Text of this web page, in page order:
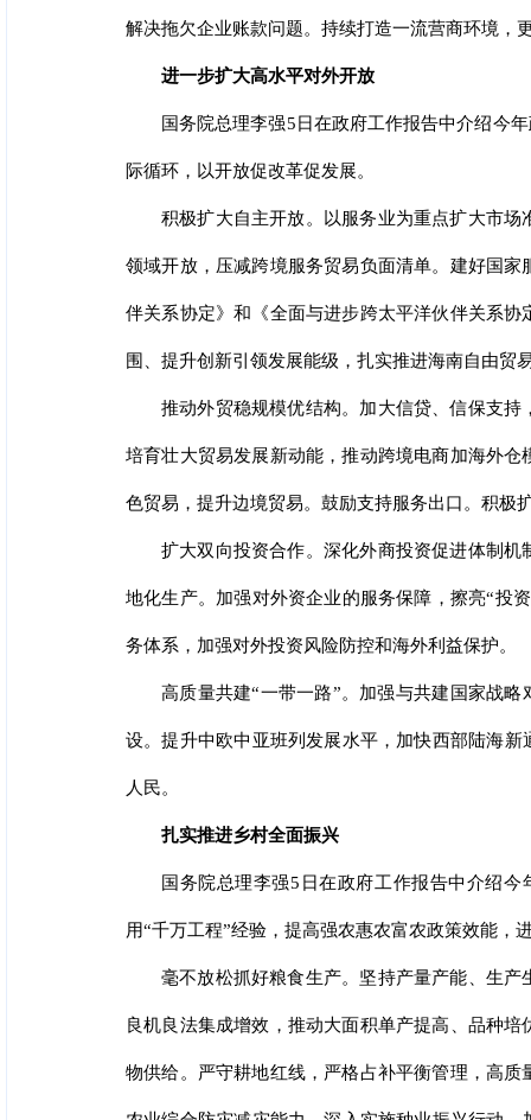
解决拖欠企业账款问题。持续打造一流营商环境，
进一步扩大高水平对外开放
国务院总理李强5日在政府工作报告中介绍今
际循环，以开放促改革促发展。
积极扩大自主开放。以服务业为重点扩大市
领域开放，压减跨境服务贸易负面清单。建好国
伴关系协定》和《全面与进步跨太平洋伙伴关系
围、提升创新引领发展能级，扎实推进海南自由贸
推动外贸稳规模优结构。加大信贷、信保支
培育壮大贸易发展新动能，推动跨境电商加海外
色贸易，提升边境贸易。鼓励支持服务出口。积极
扩大双向投资合作。深化外商投资促进体制
地化生产。加强对外资企业的服务保障，擦亮“投
务体系，加强对外投资风险防控和海外利益保护。
高质量共建“一带一路”。加强与共建国家战
设。提升中欧中亚班列发展水平，加快西部陆海
人民。
扎实推进乡村全面振兴
国务院总理李强5日在政府工作报告中介绍
用“千万工程”经验，提高强农惠农富农政策效能，
毫不放松抓好粮食生产。坚持产量产能、生
良机良法集成增效，推动大面积单产提高、品种
物供给。严守耕地红线，严格占补平衡管理，高